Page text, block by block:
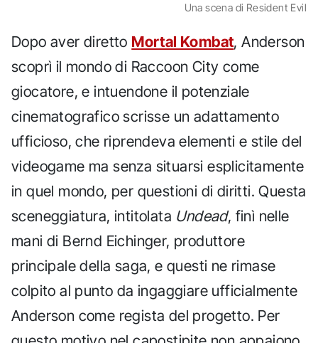
Una scena di Resident Evil
Dopo aver diretto Mortal Kombat, Anderson
scoprì il mondo di Raccoon City come
giocatore, e intuendone il potenziale
cinematografico scrisse un adattamento
ufficioso, che riprendeva elementi e stile del
videogame ma senza situarsi esplicitamente
in quel mondo, per questioni di diritti. Questa
sceneggiatura, intitolata Undead, finì nelle
mani di Bernd Eichinger, produttore
principale della saga, e questi ne rimase
colpito al punto da ingaggiare ufficialmente
Anderson come regista del progetto. Per